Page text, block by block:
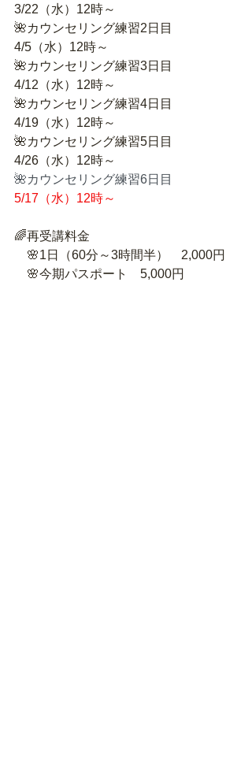
3/22（水）12時～
🌺カウンセリング練習2日目
4/5（水）12時～
🌺カウンセリング練習3日目
4/12（水）12時～
🌺カウンセリング練習4日目
4/19（水）12時～
🌺カウンセリング練習5日目
4/26（水）12時～
🌺カウンセリング練習6日目
5/17（水）12時～
🌈再受講料金
🌸1日（60分～3時間半）　2,000円
🌸今期パスポート　5,000円